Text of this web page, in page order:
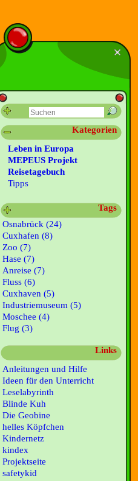
Kategorien
Leben in Europa
MEPEUS Projekt
Reisetagebuch
Tipps
Tags
Osnabrück (24)
Cuxhafen (8)
Zoo (7)
Hase (7)
Anreise (7)
Fluss (6)
Cuxhaven (5)
Industriemuseum (5)
Moschee (4)
Flug (3)
Links
Anleitungen und Hilfe
Ideen für den Unterricht
Leselabyrinth
Blinde Kuh
Die Geobine
helles Köpfchen
Kindernetz
kindex
Projektseite
safetykid